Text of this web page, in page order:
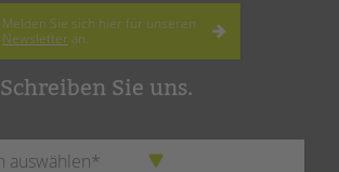
Melden Sie sich hier für unseren
Newsletter an.
Schreiben Sie uns.